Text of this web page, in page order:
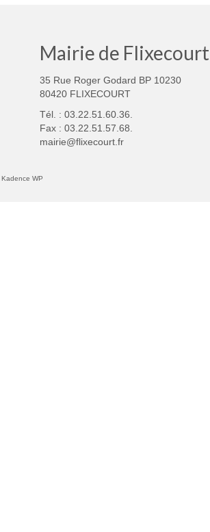
Mairie de Flixecourt
35 Rue Roger Godard BP 10230
80420 FLIXECOURT
Tél. : 03.22.51.60.36.
Fax : 03.22.51.57.68.
mairie@flixecourt.fr
Kadence WP